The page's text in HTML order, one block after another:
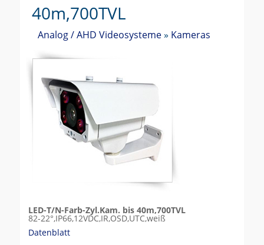
40m,700TVL
Analog / AHD Videosysteme» Kameras
LED-T/N-Farb-Zyl.Kam. bis 40m,700TVL
82-22°,IP66,12VDC,IR,OSD,UTC,weiß
Datenblatt